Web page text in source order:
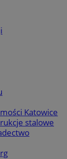
Katowice
stalowe